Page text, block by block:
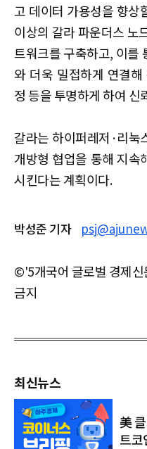
고 데이터 가용성을 향상
이상의 갈라 파운더스 노
트워크를 구축하고, 이를
와 더욱 밀접하게 연결
정 등을 투명하게 하여 신
갈라는 하이퍼레저·리눅
개방형 협업을 통해 지속
시킨다는 계획이다.​​
박성준 기자
©'5개국어 글로벌 경제
금지
최신뉴스
美
트코